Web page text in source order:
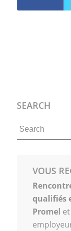
SEARCH
VOUS
qualifiés
Promel